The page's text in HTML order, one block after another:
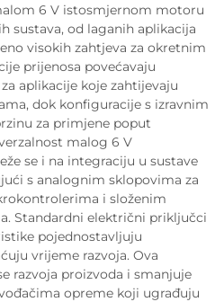
6 V istosmjernom motoru
sustava, od laganih aplikacija
visokih zahtjeva za okretnim
prijenosa povećavaju
aplikacije koje zahtijevaju
dok konfiguracije s izravnim
za primjene poput
malog 6 V
se i na integraciju u sustave
s analognim sklopovima za
i složenim
Standardni električni priključci
pojednostavljuju
vrijeme razvoja. Ova
razvoja proizvoda i smanjuje
opreme koji ugrađuju